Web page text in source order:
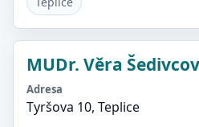
MUDr. Věra
Adresa
Tyršova 10, Teplice